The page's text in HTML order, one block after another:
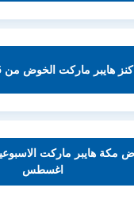
ماركت الخوض من 5 حتى 8 اغسطس
اغسطس